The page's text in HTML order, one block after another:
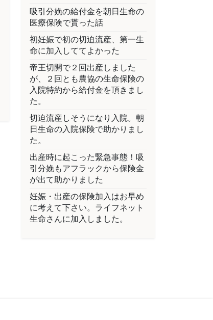
吸引分娩の給付金を朝日生命の
医療保険で貰った話
初妊娠で初の切迫流産、第一生
命に加入しててよかった
帝王切開で２回出産しました
が、２回とも農協の生命保険の
入院特約から給付金を頂きまし
た。
切迫流産しそうになり入院。朝
日生命の入院保険で助かりまし
た。
出産時に起こった緊急事態！吸
引分娩もアフラックから保険金
が出て助かりました
妊娠・出産の保険加入はお早め
に考えて下さい。ライフネット
生命さんに加入しました。